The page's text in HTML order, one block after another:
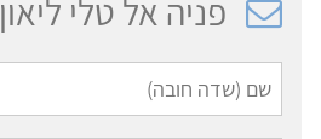
פניה אל טלי ליאון